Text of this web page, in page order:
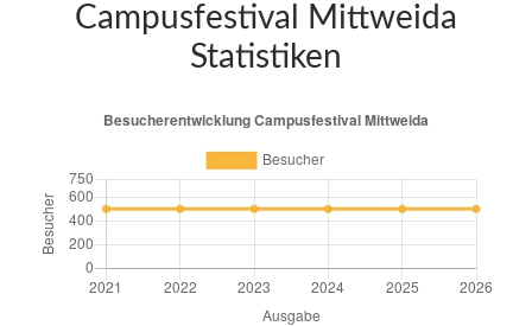
Campusfestival Mittweida
Statistiken